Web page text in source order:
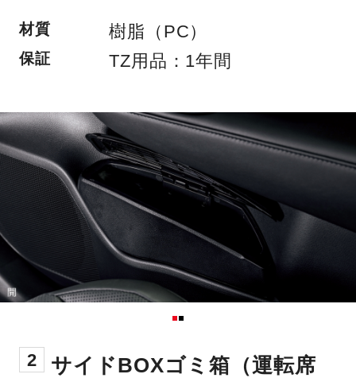
材質 樹脂（PC）
保証 TZ用品：1年間
2
サイドBOXゴミ箱（運転席